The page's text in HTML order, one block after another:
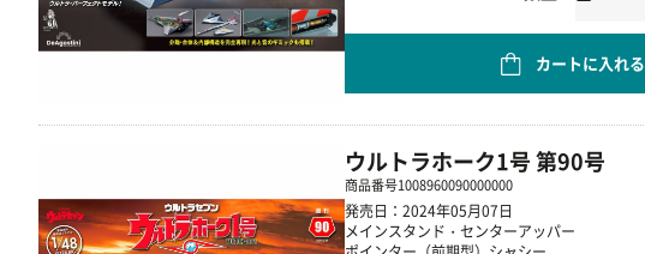
カートに入れる
ウルトラホーク1号 第90号
商品番号1008960090000000
発売日：2024年05月07日
メインスタンド・センターアッパー